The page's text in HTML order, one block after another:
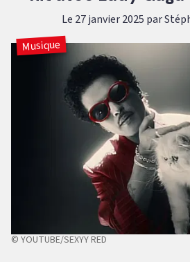
Le 27 janvier 2025 par
Musique
© YOUTUBE/SEXYY RED